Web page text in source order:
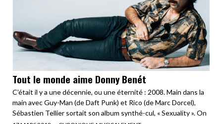
Tout le monde aime Donny Benét
C’était il y a une décennie, ou une éternité : 2008. Main dans la
main avec Guy-Man (de Daft Punk) et Rico (de Marc Dorcel),
Sébastien Tellier sortait son album synthé-cul, « Sexuality ». On